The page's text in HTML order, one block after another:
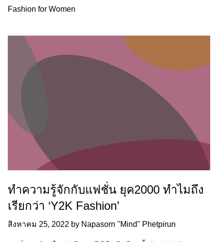
Fashion for Women
ทำความรู้จักกับแฟชั่น ยุค2000 ทำไมถึง
เรียกว่า ‘Y2K Fashion’
สิงหาคม 25, 2022 by Napasorn "Mind" Phetpirun